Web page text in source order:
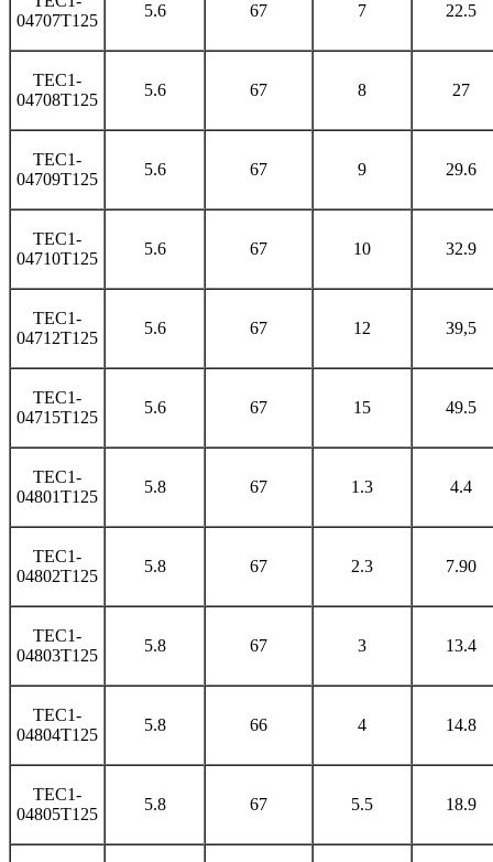
04707T125
5.6 67 7 22.5
TEC1-
04708T125
5.6 67 8 27
TEC1-
04709T125
5.6 67 9 29.6
TEC1-
04710T125
5.6 67 10 32.9
TEC1-
04712T125
5.6 67 12 39,5
TEC1-
04715T125
5.6 67 15 49.5
TEC1-
04801T125
5.8 67 1.3 4.4
TEC1-
04802T125
5.8 67 2.3 7.90
TEC1-
04803T125
5.8 67 3 13.4
TEC1-
04804T125
5.8 66 4 14.8
TEC1-
04805T125
5.8 67 5.5 18.9